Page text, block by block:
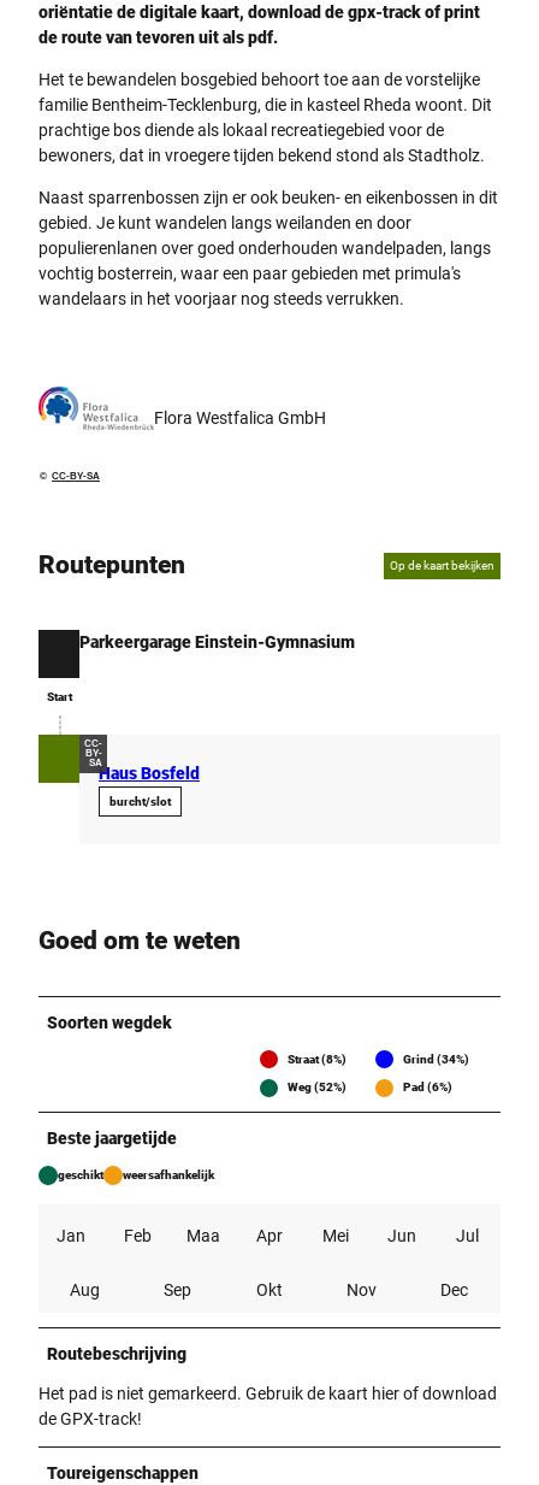
oriëntatie de digitale kaart, download de gpx-track of print
de route van tevoren uit als pdf.
Het te bewandelen bosgebied behoort toe aan de vorstelijke
familie Bentheim-Tecklenburg, die in kasteel Rheda woont. Dit
prachtige bos diende als lokaal recreatiegebied voor de
bewoners, dat in vroegere tijden bekend stond als Stadtholz.
Naast sparrenbossen zijn er ook beuken- en eikenbossen in dit
gebied. Je kunt wandelen langs weilanden en door
populierenlanen over goed onderhouden wandelpaden, langs
vochtig bosterrein, waar een paar gebieden met primula's
wandelaars in het voorjaar nog steeds verrukken.
© CC-BY-SA
Flora Westfalica GmbH
Routepunten Op de kaart bekijken
Start
Parkeergarage Einstein-Gymnasium
CC-
BY-
SA
Haus Bosfeld
burcht/slot
Goed om te weten
Soorten wegdek
Straat (8%) Grind (34%)
Weg (52%) Pad (6%)
Beste jaargetijde
geschikt weersafhankelijk
Jan Feb Maa Apr Mei Jun Jul
Aug Sep Okt Nov Dec
Routebeschrijving
Het pad is niet gemarkeerd. Gebruik de kaart hier of download
de GPX-track!
Toureigenschappen